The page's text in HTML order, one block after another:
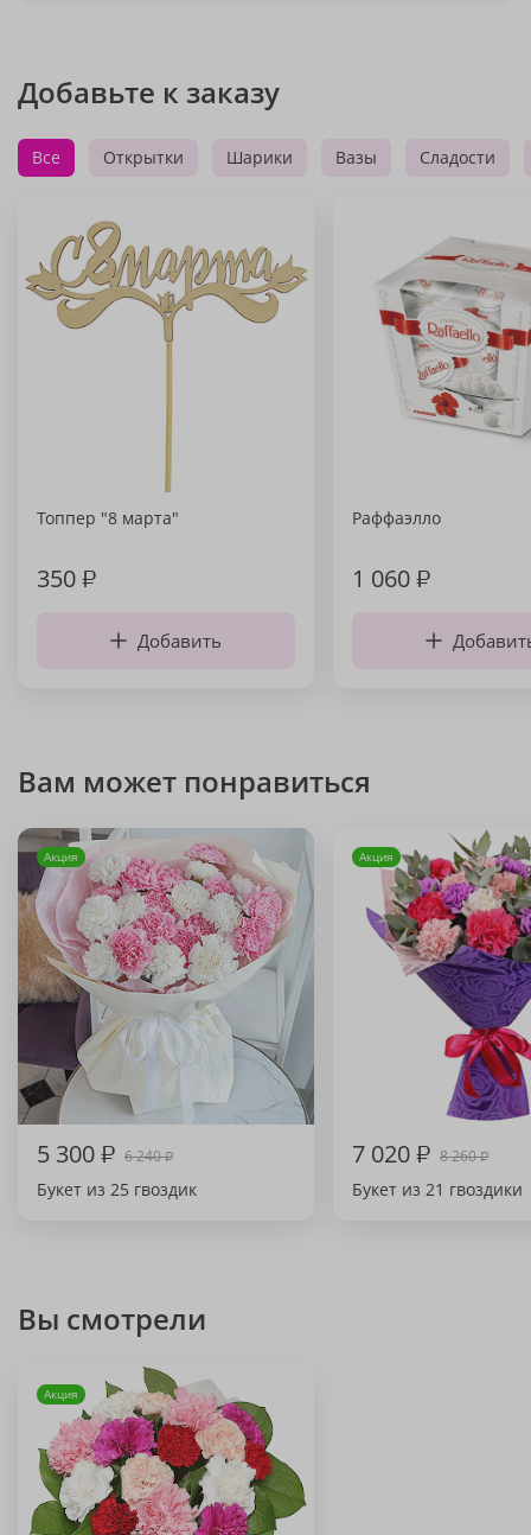
Добавьте к заказу
Все Открытки Шарики Вазы Сладости
Топпер "8 марта"
350₽
Добавить
Раффаэлло
1 060₽
Вам может понравиться
Акция
5 300₽ 6 240₽
Букет из 25 гвоздик
Акция
7 020₽ 8 260₽
Букет из 21 гвоздики
Вы смотрели
Акция